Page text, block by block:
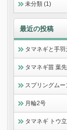
未分類 (1)
最近の投稿
タマネギと手
タマネギ苗 葉
スプリングムー
月輪2号
タマネギ トウ